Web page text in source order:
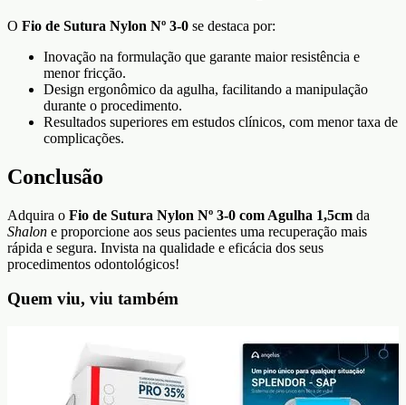
O Fio de Sutura Nylon Nº 3-0 se destaca por:
Inovação na formulação que garante maior resistência e
menor fricção.
Design ergonômico da agulha, facilitando a manipulação
durante o procedimento.
Resultados superiores em estudos clínicos, com menor taxa de
complicações.
Conclusão
Adquira o Fio de Sutura Nylon Nº 3-0 com Agulha 1,5cm da
Shalon e proporcione aos seus pacientes uma recuperação mais
rápida e segura. Invista na qualidade e eficácia dos seus
procedimentos odontológicos!
Quem viu, viu também